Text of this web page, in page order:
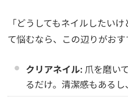
「どうしてもネイルしたい
て悩むなら、この辺りがおす
クリアネイル: 爪を磨い
るだけ。清潔感もあるし